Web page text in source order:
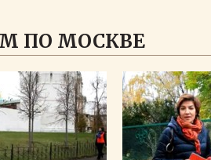
ПО МОСКВЕ